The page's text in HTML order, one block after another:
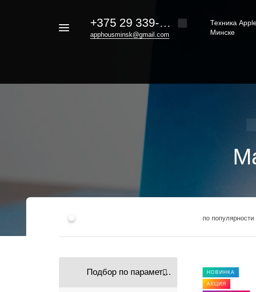
+375 29 339-20-30
apphousminsk@gmail.com
Техника
Минске
по популярности
Подбор по параметрам НОВИНКА
АКЦИЯ